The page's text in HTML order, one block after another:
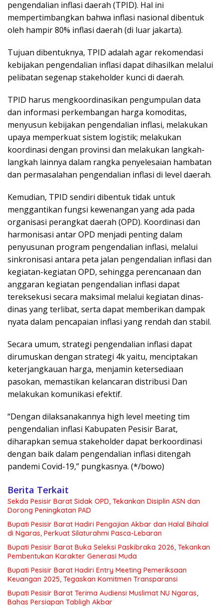
pengendalian inflasi daerah (TPID). Hal ini
mempertimbangkan bahwa inflasi nasional dibentuk
oleh hampir 80% inflasi daerah (di luar jakarta).
Tujuan dibentuknya, TPID adalah agar rekomendasi
kebijakan pengendalian inflasi dapat dihasilkan melalui
pelibatan segenap stakeholder kunci di daerah.
TPID harus mengkoordinasikan pengumpulan data
dan informasi perkembangan harga komoditas,
menyusun kebijakan pengendalian inflasi, melakukan
upaya memperkuat sistem logistik; melakukan
koordinasi dengan provinsi dan melakukan langkah-
langkah lainnya dalam rangka penyelesaian hambatan
dan permasalahan pengendalian inflasi di level daerah.
Kemudian, TPID sendiri dibentuk tidak untuk
menggantikan fungsi kewenangan yang ada pada
organisasi perangkat daerah (OPD). Koordinasi dan
harmonisasi antar OPD menjadi penting dalam
penyusunan program pengendalian inflasi, melalui
sinkronisasi antara peta jalan pengendalian inflasi dan
kegiatan-kegiatan OPD, sehingga perencanaan dan
anggaran kegiatan pengendalian inflasi dapat
tereksekusi secara maksimal melalui kegiatan dinas-
dinas yang terlibat, serta dapat memberikan dampak
nyata dalam pencapaian inflasi yang rendah dan stabil.
Secara umum, strategi pengendalian inflasi dapat
dirumuskan dengan strategi 4k yaitu, menciptakan
keterjangkauan harga, menjamin ketersediaan
pasokan, memastikan kelancaran distribusi Dan
melakukan komunikasi efektif.
“Dengan dilaksanakannya high level meeting tim
pengendalian inflasi Kabupaten Pesisir Barat,
diharapkan semua stakeholder dapat berkoordinasi
dengan baik dalam pengendalian inflasi ditengah
pandemi Covid-19,” pungkasnya. (*/bowo)
Berita Terkait
Sekda Pesisir Barat Sidak OPD, Tekankan Disiplin ASN dan
Dorong Peningkatan PAD
Bupati Pesisir Barat Hadiri Pengajian Akbar dan Halal Bihalal
di Ngaras, Perkuat Silaturahmi Pasca-Lebaran
Bupati Pesisir Barat Buka Seleksi Paskibraka 2026, Tekankan
Pembentukan Karakter Generasi Muda
Bupati Pesisir Barat Hadiri Entry Meeting Pemeriksaan
Keuangan 2025, Tegaskan Komitmen Transparansi
Bupati Pesisir Barat Terima Audiensi Muslimat NU Ngaras,
Bahas Persiapan Tabligh Akbar